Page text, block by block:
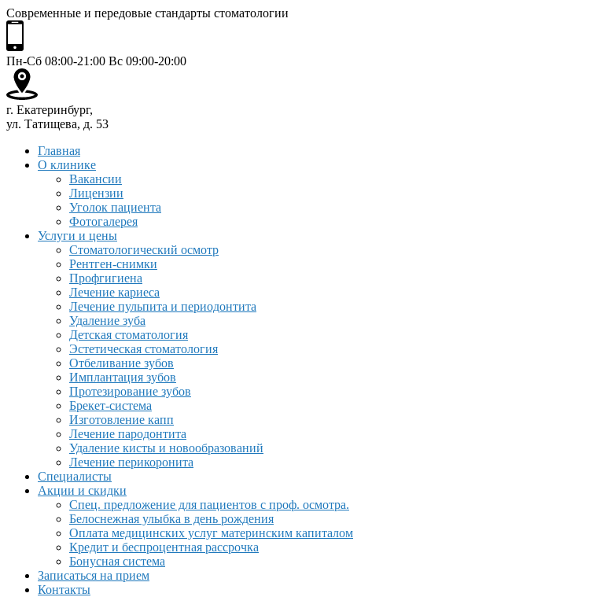
Современные и передовые стандарты стоматологии
Пн-Сб 08:00-21:00 Вс 09:00-20:00
г. Екатеринбург,
ул. Татищева, д. 53
Главная
О клинике
Вакансии
Лицензии
Уголок пациента
Фотогалерея
Услуги и цены
Стоматологический осмотр
Рентген-снимки
Профгигиена
Лечение кариеса
Лечение пульпита и периодонтита
Удаление зуба
Детская стоматология
Эстетическая стоматология
Отбеливание зубов
Имплантация зубов
Протезирование зубов
Брекет-система
Изготовление капп
Лечение пародонтита
Удаление кисты и новообразований
Лечение перикоронита
Специалисты
Акции и скидки
Спец. предложение для пациентов с проф. осмотра.
Белоснежная улыбка в день рождения
Оплата медицинских услуг материнским капиталом
Кредит и беспроцентная рассрочка
Бонусная система
Записаться на прием
Контакты